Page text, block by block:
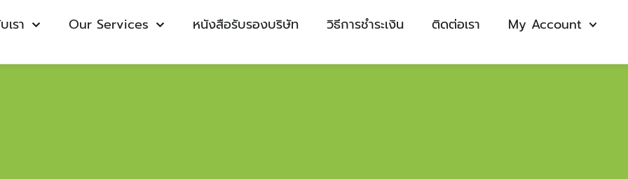
เรา Our Services หนังสือรับรองบริษัท วิธีการชำระเงิน ติดต่อเรา My Account